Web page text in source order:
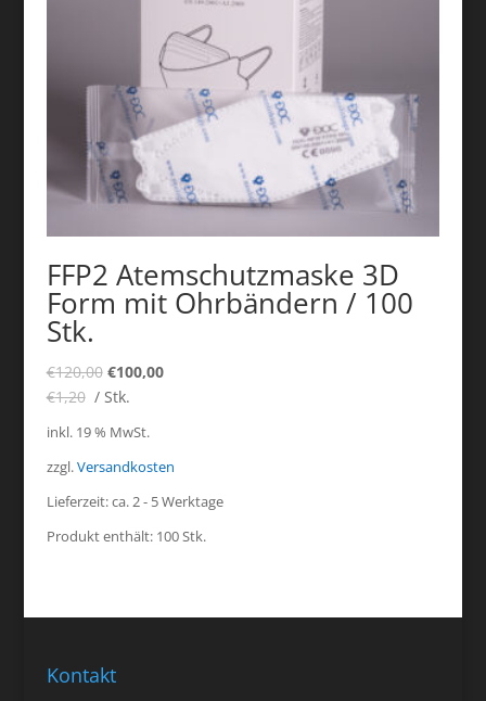
FFP2 Atemschutzmaske 3D
Form mit Ohrbändern / 100
Stk.
€120,00 €100,00
€1,20 / Stk.
inkl. 19 % MwSt.
zzgl.Versandkosten
Lieferzeit:ca. 2 - 5 Werktage
Produkt enthält: 100Stk.
Kontakt